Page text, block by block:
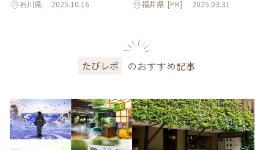
石川県 2025.10.16 福井県 [PR] 2025.03.31
たびレポ のおすすめ記事